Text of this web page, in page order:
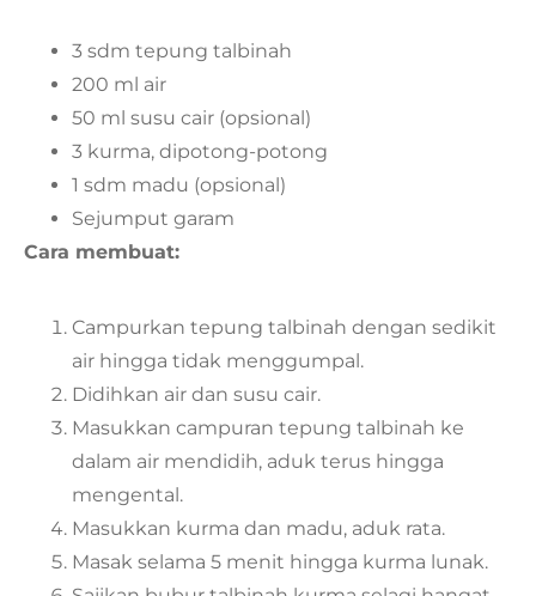
3 sdm tepung talbinah
200 ml air
50 ml susu cair (opsional)
3 kurma, dipotong-potong
1 sdm madu (opsional)
Sejumput garam
Cara membuat:
Campurkan tepung talbinah dengan sedikit
air hingga tidak menggumpal.
Didihkan air dan susu cair.
Masukkan campuran tepung talbinah ke
dalam air mendidih, aduk terus hingga
mengental.
Masukkan kurma dan madu, aduk rata.
Masak selama 5 menit hingga kurma lunak.